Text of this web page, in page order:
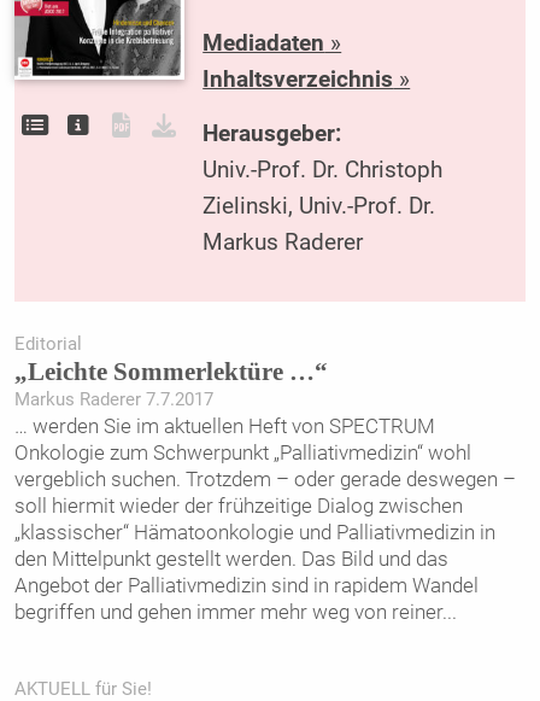
Mediadaten »
Inhaltsverzeichnis »
Herausgeber:
Univ.-Prof. Dr. Christoph
Zielinski, Univ.-Prof. Dr.
Markus Raderer
Editorial
„Leichte Sommerlektüre …“
Markus Raderer 7.7.2017
… werden Sie im aktuellen Heft von SPECTRUM
Onkologie zum Schwerpunkt „Palliativmedizin“ wohl
vergeblich suchen. Trotzdem – oder gerade deswegen –
soll hiermit wieder der frühzeitige Dialog zwischen
„klassischer“ Hämatoonkologie und Palliativmedizin in
den Mittelpunkt gestellt werden. Das Bild und das
Angebot der Palliativmedizin sind in rapidem Wandel
begriffen und gehen immer mehr weg von reiner...
AKTUELL für Sie!